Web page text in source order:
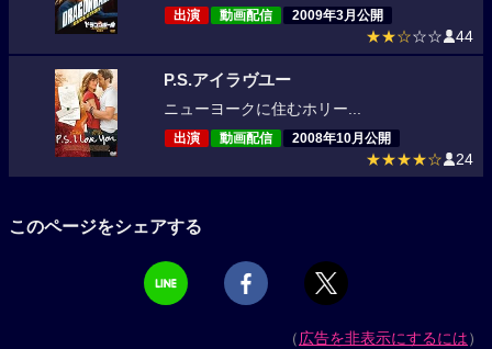
出演 動画配信 2009年3月公開
★★☆☆☆ 44
P.S.アイラヴユー
ニューヨークに住むホリー...
出演 動画配信 2008年10月公開
★★★★☆ 24
このページをシェアする
（広告を非表示にするには）